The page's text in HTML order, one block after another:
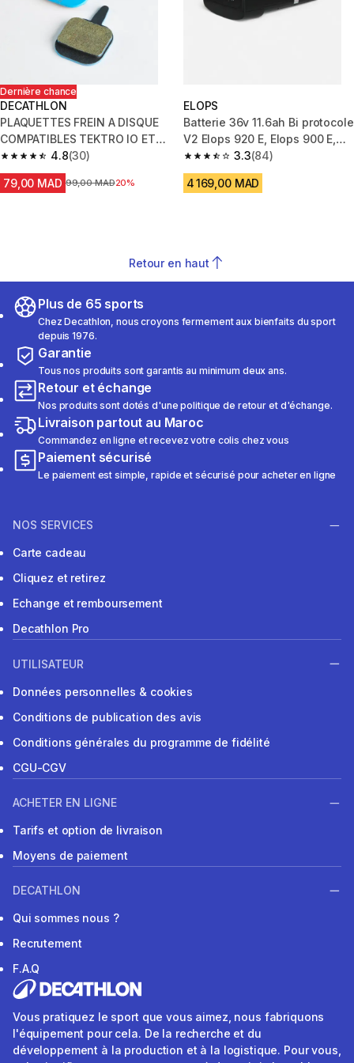
Dernière chance
DECATHLON
PLAQUETTES FREIN A DISQUE
COMPATIBLES TEKTRO IO ET
NOVELA AVANT 2010
4.8
4.8 out of 5 stars from 30 reviews
(30)
79,00 MAD Prix avant la réduction
99,00 MAD20%
ELOPS
Batterie 36v 11.6ah Bi protocole
V2 Elops 920 E, Elops 900 E,
Elops 120 E3.3
3.3 out of 5 stars from 84
(84)
4 169,00 MAD
Retour en haut
Plus de 65 sports
Chez Decathlon, nous croyons fermement aux bienfaits du sport
depuis 1976.
Garantie
Tous nos produits sont garantis au minimum deux ans.
Retour et échange
Nos produits sont dotés d'une politique de retour et d'échange.
Livraison partout au Maroc
Commandez en ligne et recevez votre colis chez vous
Paiement sécurisé
Le paiement est simple, rapide et sécurisé pour acheter en ligne
NOS SERVICES
Carte cadeau
Cliquez et retirez
Echange et remboursement
Decathlon Pro
UTILISATEUR
Données personnelles & cookies
Conditions de publication des avis
Conditions générales du programme de fidélité
CGU-CGV
ACHETER EN LIGNE
Tarifs et option de livraison
Moyens de paiement
DECATHLON
Qui sommes nous ?
Recrutement
F.A.Q
Vous pratiquez le sport que vous aimez, nous fabriquons
l'équipement pour cela. De la recherche et du
développement à la production et à la logistique. Pour vous,